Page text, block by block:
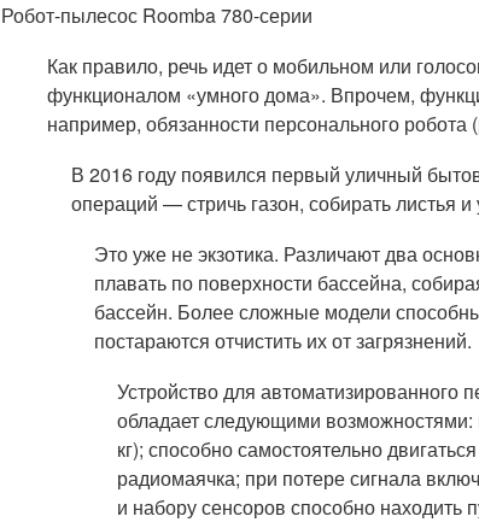
Робот-пылесос Roomba 780-серии
Как правило, речь идет о мобильном или
функционалом «умного дома». Впрочем,
например, обязанности персонального
В 2016 году появился первый уличный
операций — стричь газон, собирать листья и
Это уже не экзотика. Различают два
плавать по поверхности бассейна,
бассейн. Более сложные модели
постараются отчистить их от загрязнений.
Устройство для автоматизированного
обладает следующими возможностями:
кг); способно самостоятельно
радиомаячка; при потере сигнала
и набору сенсоров способно находить